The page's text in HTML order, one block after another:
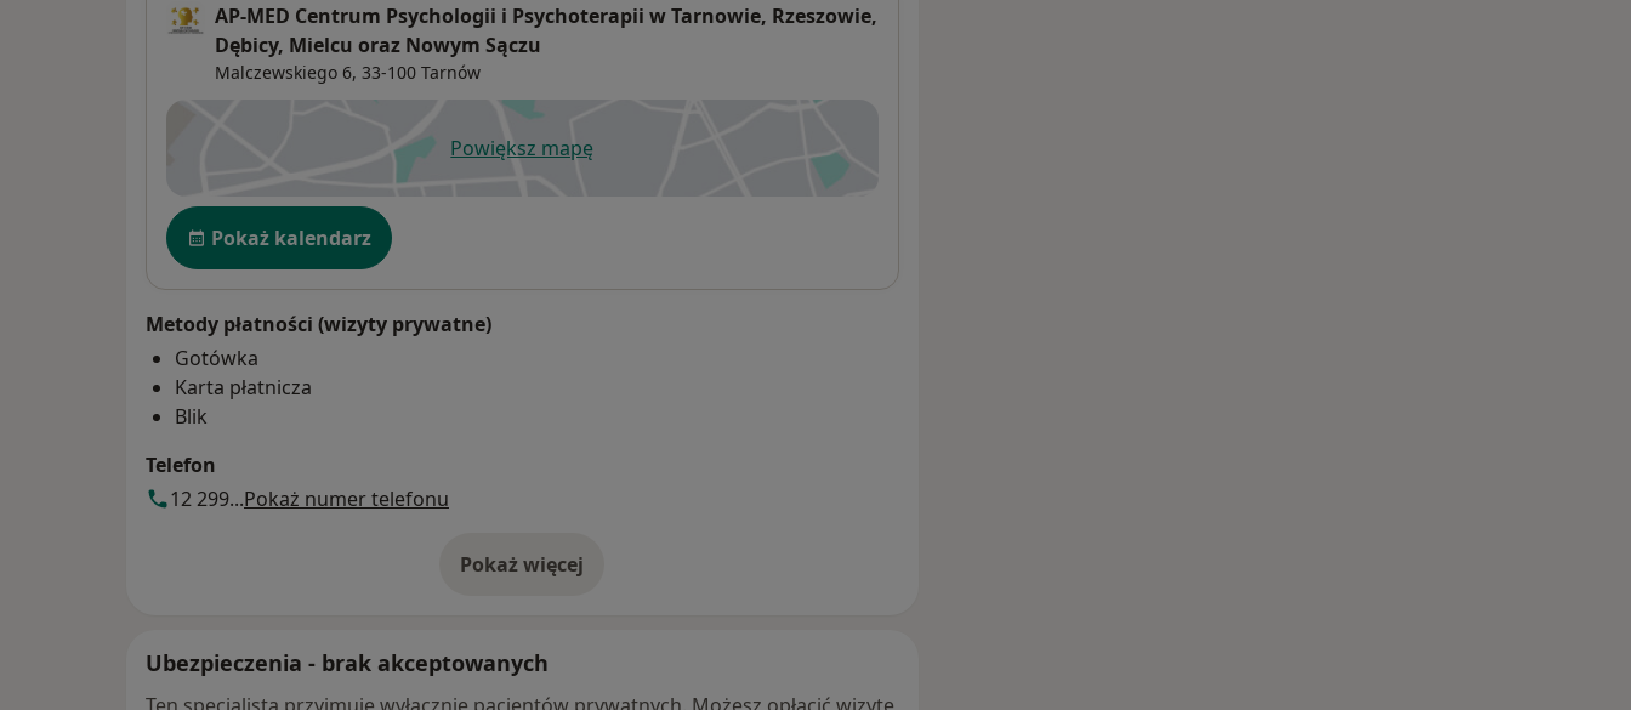
AP-MED Centrum Psychologii i Psychoterapii w Tarnowie, Rzeszowie,
Dębicy, Mielcu oraz Nowym Sączu
Malczewskiego 6, 33-100 Tarnów
Powiększ mapęotwiera się w nowej karcie
Dostępność
Pokaż kalendarz
Metody płatności (wizyty prywatne)
Gotówka
Karta płatnicza
Blik
Telefon
12 299...Pokaż numer telefonu
Pokaż więcej
o adresie
Ubezpieczenia - brak akceptowanych